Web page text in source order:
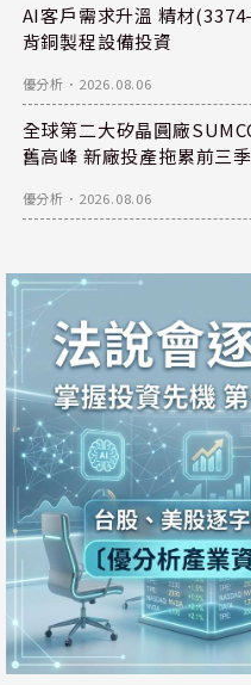
AI客戶需求升溫 精材
背銅製程設備投資
優分析 ． 2026.08.06
全球第二大矽晶圓廠
舊高峰 新廠投產拖累前三
優分析 ． 2026.08.06